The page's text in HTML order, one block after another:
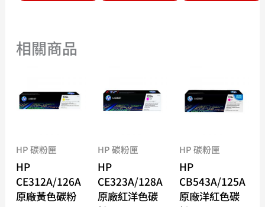
相關商品
HP 碳粉匣
HP
CE312A/126A
原廠黃色碳粉
HP 碳粉匣
HP
CE323A/128A
原廠紅洋色碳
HP 碳粉匣
HP
CB543A/125A
原廠洋紅色碳